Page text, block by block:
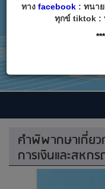
คำพิพากษาเกี่ย
การเงินและสหก
ทาง facebook: ทนาย
ทุกข์ tiktok :